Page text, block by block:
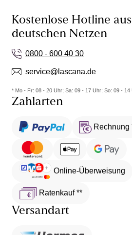
Kostenlose Hotline
deutschen Netzen
0800 - 600 40 30
service@lascana.de
* Mo - Fr: 08 - 20 Uhr; Sa: 09 - 17 Uhr; So: 09 - 14
Zahlarten
Rechnung
Online-Überweisung
Ratenkauf **
Versandart